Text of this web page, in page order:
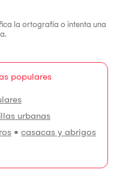
la ortografía o intenta una
populares
urbanas
• casacas y abrigos